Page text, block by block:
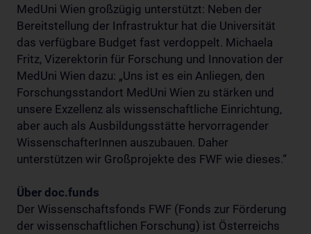
MedUni Wien großzügig unterstützt: Neben der
Bereitstellung der Infrastruktur hat die Universität
das verfügbare Budget fast verdoppelt. Michaela
Fritz, Vizerektorin für Forschung und Innovation der
MedUni Wien dazu: „Uns ist es ein Anliegen, den
Forschungsstandort MedUni Wien zu stärken und
unsere Exzellenz als wissenschaftliche Einrichtung,
aber auch als Ausbildungsstätte hervorragender
WissenschafterInnen auszubauen. Daher
unterstützen wir Großprojekte des FWF wie dieses.“
Über doc.funds
Der Wissenschaftsfonds FWF (Fonds zur Förderung
der wissenschaftlichen Forschung) ist Österreichs